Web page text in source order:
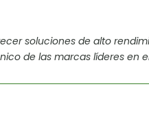
soluciones de alto
de las marcas líderes en